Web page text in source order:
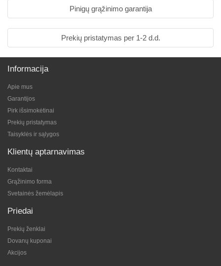
Pinigų grąžinimo garantija
Prekių pristatymas per 1-2 d.d.
Informacija
Apie mus
Garantijos
Pirk išsimokėtinai
Prekių pristatymas
Taisyklės ir sąlygos
Klientų aptarnavimas
Kontaktai
Grąžinimo forma
Svetainės žemėlapis
Priedai
Prekių ženklai
Dovanų kuponai
Akcijos